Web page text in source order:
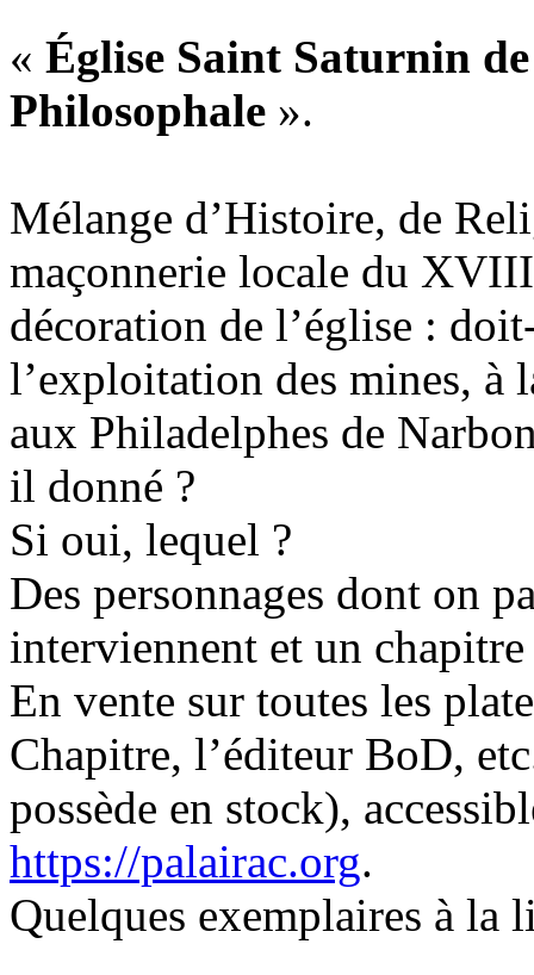
« Église Saint Saturnin
Philosophale ».
Mélange d’Histoire, de
maçonnerie locale du
décoration de l’église :
l’exploitation des mines, à
aux Philadelphes de
il donné ?
Si oui, lequel ?
Des personnages dont on
interviennent et un
En vente sur toutes les
Chapitre, l’éditeur BoD,
possède en stock),
https://palairac.org.
Quelques exemplaires à la